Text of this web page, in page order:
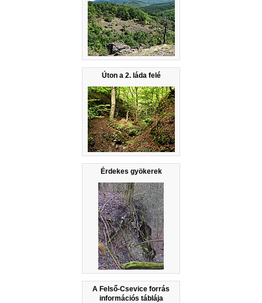
Úton a 2. láda felé
Érdekes gyökerek
A Felső-Csevice forrás
információs táblája